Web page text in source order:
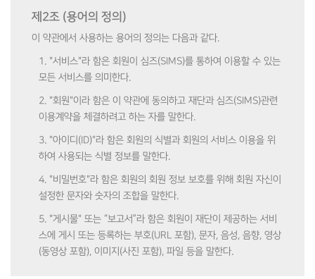
제2조 (용어의 정의)
이 약관에서 사용하는 용어의 정의는 다음과 같다.
1. "서비스"라 함은 회원이 심즈(SIMS)를 통하여 이용할 수 있는
모든 서비스를 의미한다.
2. "회원"이라 함은 이 약관에 동의하고 재단과 심즈(SIMS)관련
이용계약을 체결하려고 하는 자를 말한다.
3. "아이디(ID)"라 함은 회원의 식별과 회원의 서비스 이용을 위
하여 사용되는 식별 정보를 말한다.
4. "비밀번호"라 함은 회원의 회원 정보 보호를 위해 회원 자신이
설정한 문자와 숫자의 조합을 말한다.
5. "게시물" 또는 “보고서”라 함은 회원이 재단이 제공하는 서비
스에 게시 또는 등록하는 부호(URL 포함), 문자, 음성, 음향, 영상
(동영상 포함), 이미지(사진 포함), 파일 등을 말한다.